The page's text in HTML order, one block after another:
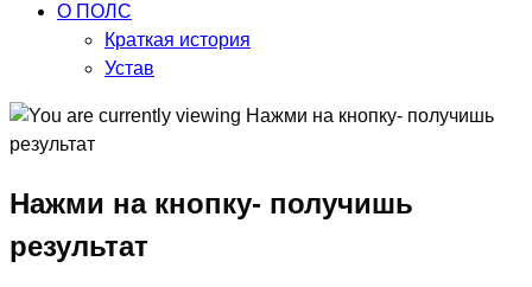
О ПОЛС
Краткая история
Устав
Нажми на кнопку- получишь
результат